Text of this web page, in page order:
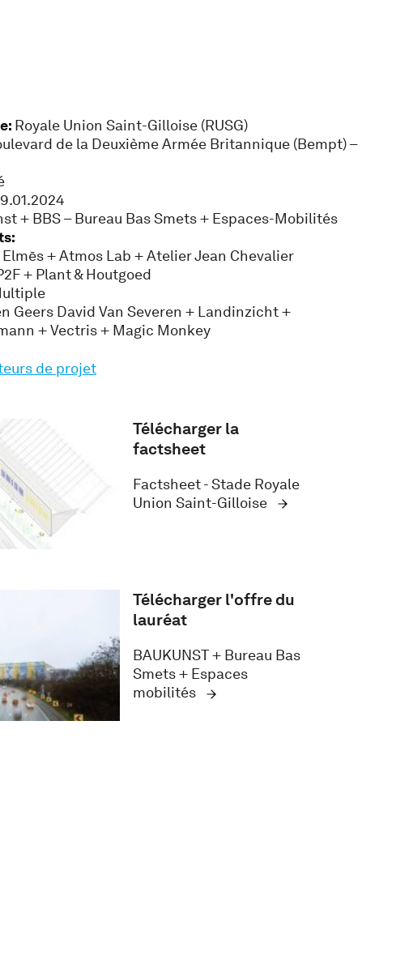
Royale Union Saint-Gilloise (RUSG)
de la Deuxième Armée Britannique (Bempt) –
+ BBS – Bureau Bas Smets + Espaces-Mobilités
+ Atmos Lab + Atelier Jean Chevalier
+ Plant & Houtgoed
Geers David Van Severen + Landinzicht +
+ Vectris + Magic Monkey
de projet
Télécharger la
factsheet
Factsheet - Stade Royale
Union Saint-Gilloise
Télécharger l'offre du
lauréat
BAUKUNST + Bureau Bas
Smets + Espaces
mobilités